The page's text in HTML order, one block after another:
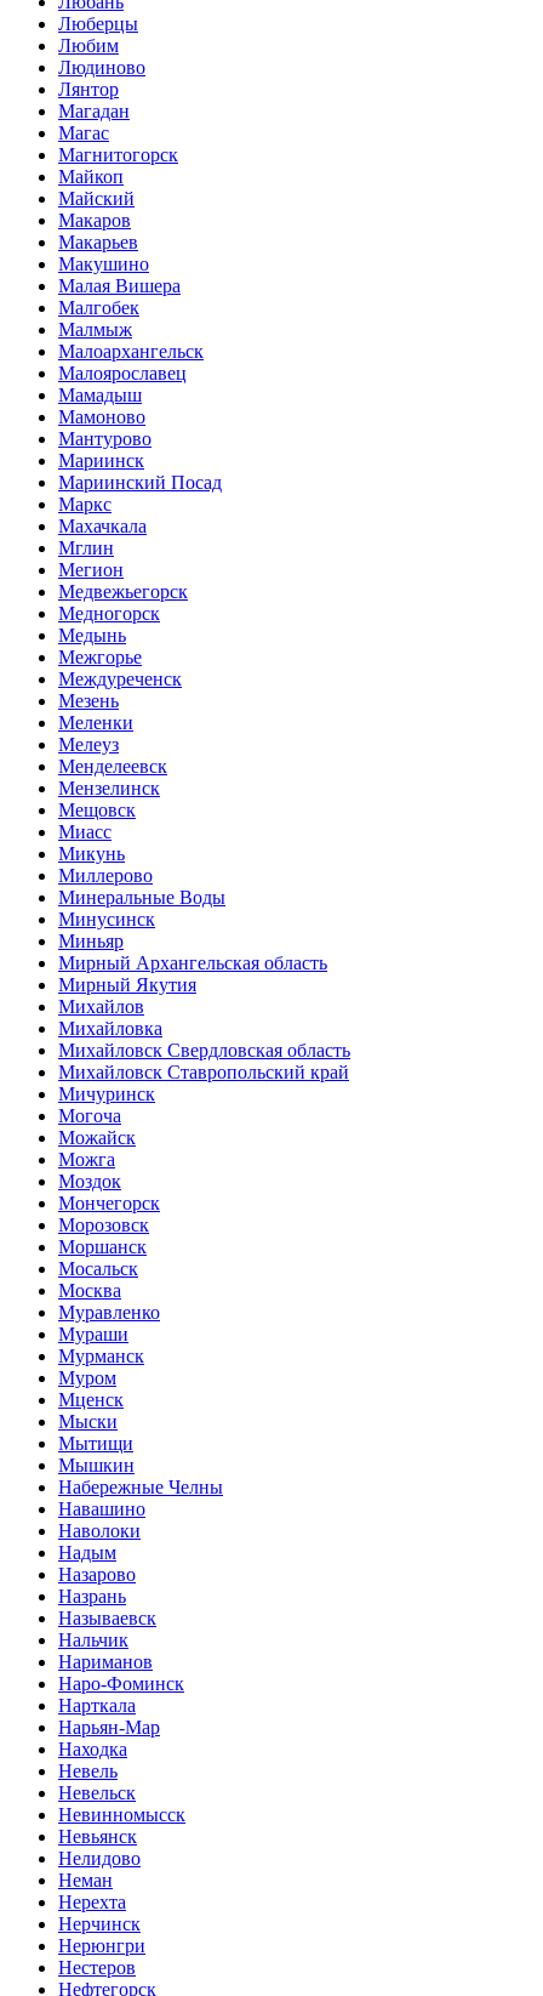
Люберцы
Любим
Людиново
Лянтор
Магадан
Магас
Магнитогорск
Майкоп
Майский
Макаров
Макарьев
Макушино
Малая Вишера
Малгобек
Малмыж
Малоархангельск
Малоярославец
Мамадыш
Мамоново
Мантурово
Мариинск
Мариинский Посад
Маркс
Махачкала
Мглин
Мегион
Медвежьегорск
Медногорск
Медынь
Межгорье
Междуреченск
Мезень
Меленки
Мелеуз
Менделеевск
Мензелинск
Мещовск
Миасс
Микунь
Миллерово
Минеральные Воды
Минусинск
Миньяр
Мирный Архангельская область
Мирный Якутия
Михайлов
Михайловка
Михайловск Свердловская область
Михайловск Ставропольский край
Мичуринск
Могоча
Можайск
Можга
Моздок
Мончегорск
Морозовск
Моршанск
Мосальск
Москва
Муравленко
Мураши
Мурманск
Муром
Мценск
Мыски
Мытищи
Мышкин
Набережные Челны
Навашино
Наволоки
Надым
Назарово
Назрань
Называевск
Нальчик
Нариманов
Наро-Фоминск
Нарткала
Нарьян-Мар
Находка
Невель
Невельск
Невинномысск
Невьянск
Нелидово
Неман
Нерехта
Нерчинск
Нерюнгри
Нестеров
Нефтегорск